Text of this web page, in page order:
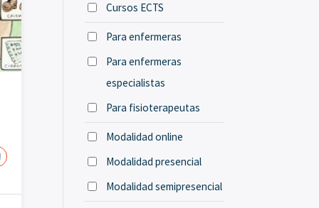
Cursos ECTS
Para enfermeras
Para enfermeras
especialistas
Para fisioterapeutas
Modalidad online
Modalidad presencial
Modalidad semipresencial